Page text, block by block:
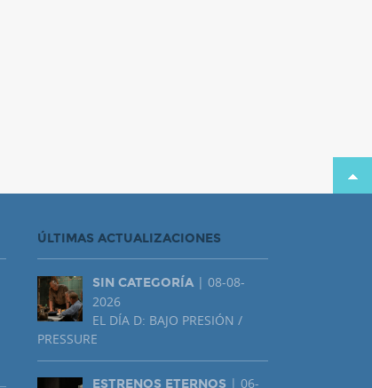
ÚLTIMAS ACTUALIZACIONES
SIN CATEGORÍA | 08-08-
2026
EL DÍA D: BAJO PRESIÓN /
PRESSURE
ESTRENOS ETERNOS | 06-